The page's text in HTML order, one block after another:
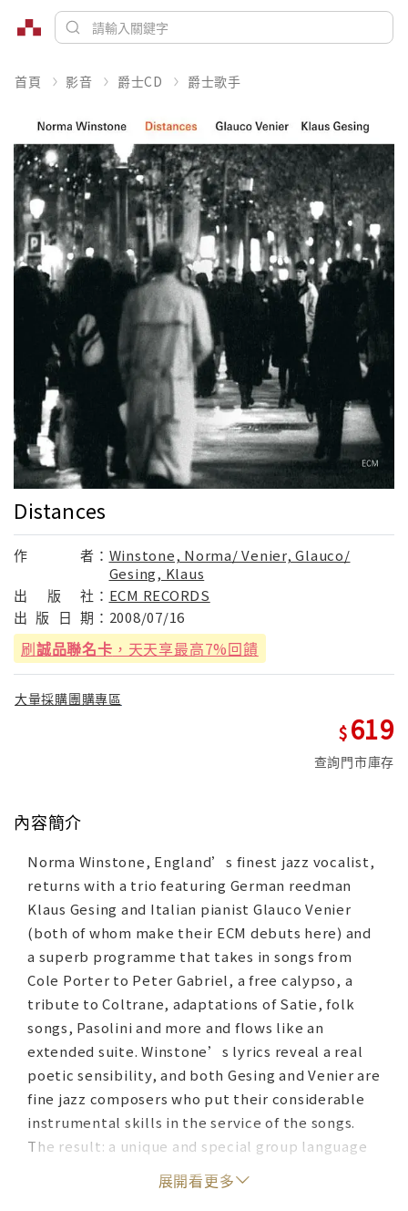
首頁 影音 爵士CD 爵士歌手
Distances
作 者： Winstone, Norma/ Venier, Glauco/
Gesing, Klaus
出
版 社： ECM RECORDS
出 版 日 期： 2008/07/16
刷誠品聯名卡 ，天天享最高7%回饋
大量採購團購專區
619
查詢門市庫存
內容簡介
Norma Winstone, England’s finest jazz vocalist,
returns with a trio featuring German reedman
Klaus Gesing and Italian pianist Glauco Venier
(both of whom make their ECM debuts here) and
a superb programme that takes in songs from
Cole Porter to Peter Gabriel, a free calypso, a
tribute to Coltrane, adaptations of Satie, folk
songs, Pasolini and more and flows like an
extended suite. Winstone’s lyrics reveal a real
poetic sensibility, and both Gesing and Venier are
fine jazz composers who put their considerable
instrumental skills in the service of the songs.
The result: a unique and special group language
and one of the season’s outstanding recordings.
展開看更多